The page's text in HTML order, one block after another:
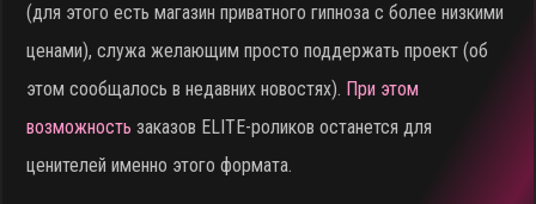
(для этого есть магазин приватного гипноза с более низкими
ценами), служа желающим просто поддержать проект (об
этом сообщалось в недавних новостях). При этом
возможность заказов ELITE-роликов останется для
ценителей именно этого формата.